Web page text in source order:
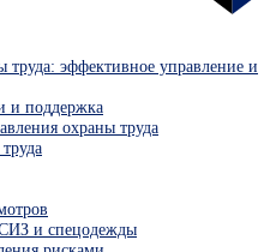
труда: эффективное управление и
и поддержка
охраны труда
и спецодежды